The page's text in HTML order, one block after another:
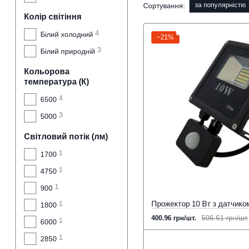
Сортування: за популярністю
−21%
506.61 грн/шт.
400.96 грн/шт.
Колір світіння
Білий холодний 4
Білий природній 3
Кольорова
температура (К)
6500 4
5000 3
Світловий потік (лм)
1700 1
4750 1
900 1
1800 1
6000 1
2850 1